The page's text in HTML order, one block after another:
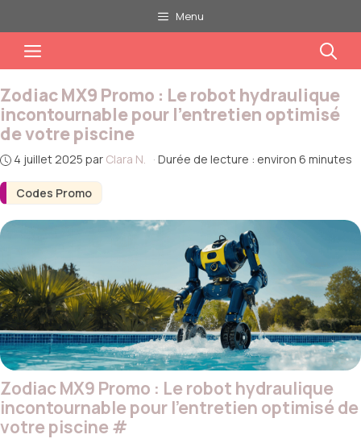
au
contenu
Menu
Menu
Codes Promo
Zodiac MX9 Promo : Le robot hydraulique
incontournable pour l’entretien optimisé
de votre piscine
4 juillet 2025 par Clara N. · Durée de lecture : environ 6 minutes
Zodiac MX9 Promo : Le robot hydraulique
incontournable pour l’entretien optimisé de
votre piscine #